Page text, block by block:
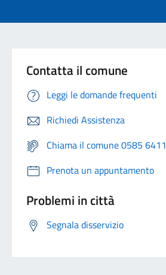
Contatta il comune
Leggi le domande frequenti
Richiedi Assistenza
Chiama il comune 0585 6411
Prenota un appuntamento
Problemi in città
Segnala disservizio